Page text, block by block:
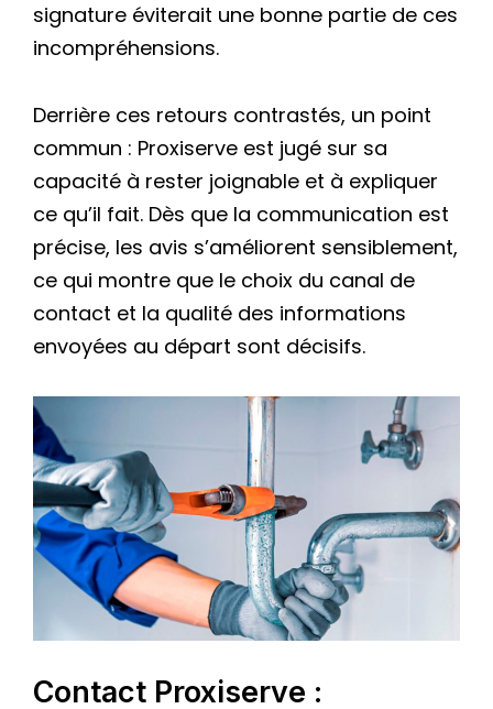
signature éviterait une bonne partie de ces
incompréhensions.
Derrière ces retours contrastés, un point
commun : Proxiserve est jugé sur sa
capacité à rester joignable et à expliquer
ce qu’il fait. Dès que la communication est
précise, les avis s’améliorent sensiblement,
ce qui montre que le choix du canal de
contact et la qualité des informations
envoyées au départ sont décisifs.
Contact Proxiserve :